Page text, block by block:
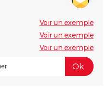
Voir un exemple
Voir un exemple
Voir un exemple